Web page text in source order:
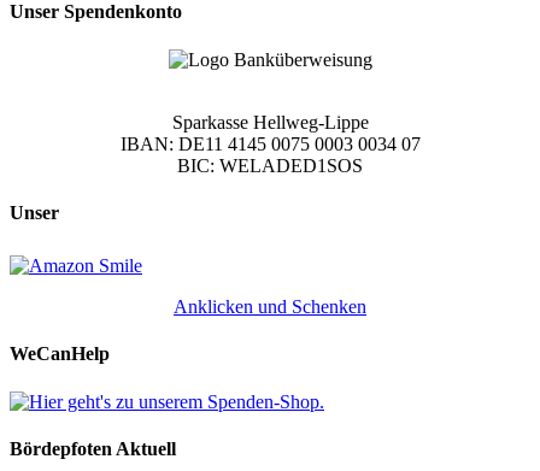
Unser Spendenkonto
Sparkasse Hellweg-Lippe
IBAN: DE11 4145 0075 0003 0034 07
BIC: WELADED1SOS
Unser
Anklicken und Schenken
WeCanHelp
Bördepfoten Aktuell